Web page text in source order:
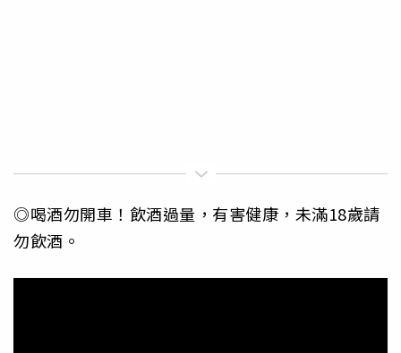
◎喝酒勿開車！飲酒過量，有害健康，未滿18歲請
勿飲酒。